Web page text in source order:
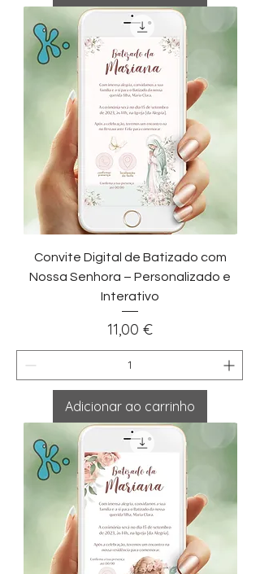
Convite Digital de Batizado com
Nossa Senhora – Personalizado e
Interativo
Preço
11,00 €
Adicionar ao carrinho